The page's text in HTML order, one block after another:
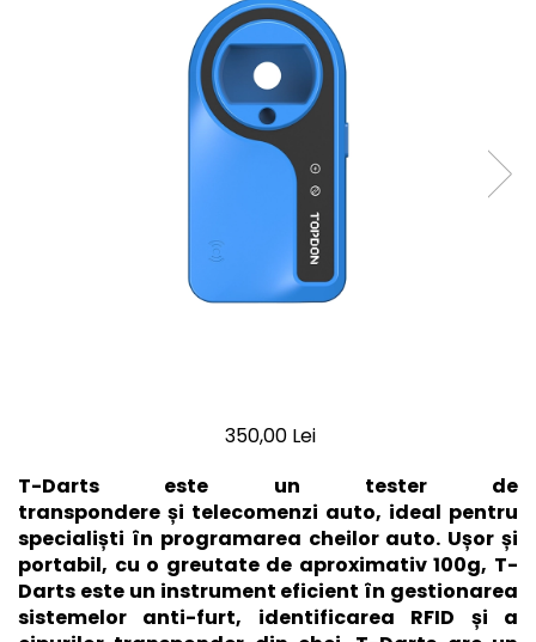
350,00 Lei
T-Darts este un tester de
transpondere și telecomenzi auto, ideal pentru
specialiști în programarea cheilor auto. Ușor și
portabil, cu o greutate de aproximativ 100g, T-
Darts este un instrument eficient în gestionarea
sistemelor anti-furt, identificarea RFID și a